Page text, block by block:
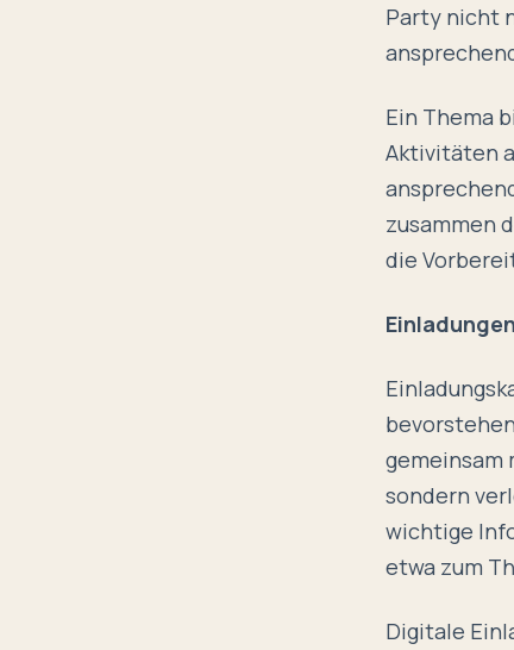
Party nicht
Ein Thema
Aktivitäten
zusammen
die
gemeinsam
sondern
wichtige
etwa zum
Digitale